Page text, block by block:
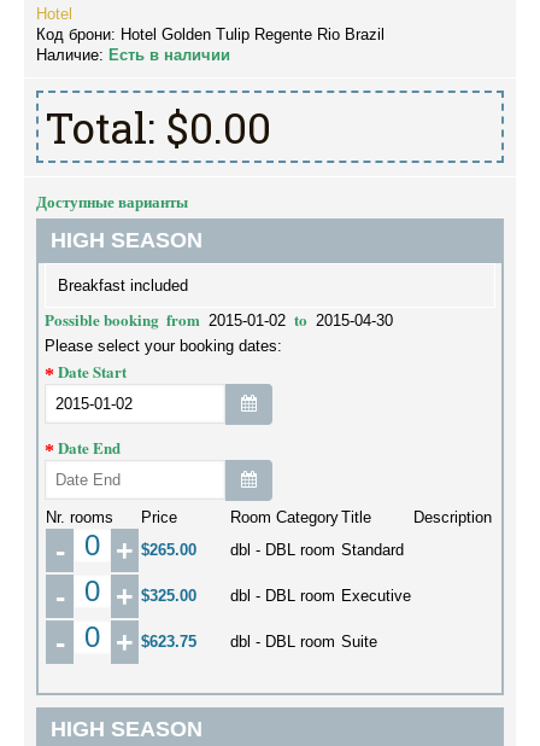
Hotel
Код брони: Hotel Golden Tulip Regente Rio Brazil
Наличие: Есть в наличии
Total: $0.00
Доступные варианты
HIGH SEASON
Breakfast included
Possible booking from 2015-01-02 to 2015-04-30
Please select your booking dates:
Date Start
Date End
Nr. rooms Price Room CategoryTitle Description
- + $265.00 dbl - DBL room Standard
- + $325.00 dbl - DBL room Executive
- + $623.75 dbl - DBL room Suite
HIGH SEASON